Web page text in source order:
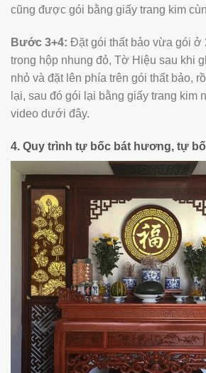
cũng được gói bằng giấy trang kim
Bước 3+4: Đặt gói thất bảo vừa gói ở
trong hộp nhung đỏ, Tờ Hiệu sau khi
nhỏ và đặt lên phía trên gói thất bảo,
lại, sau đó gói lại bằng giấy trang kim
video dưới đây.
4. Quy trình tự bốc bát hương, tự